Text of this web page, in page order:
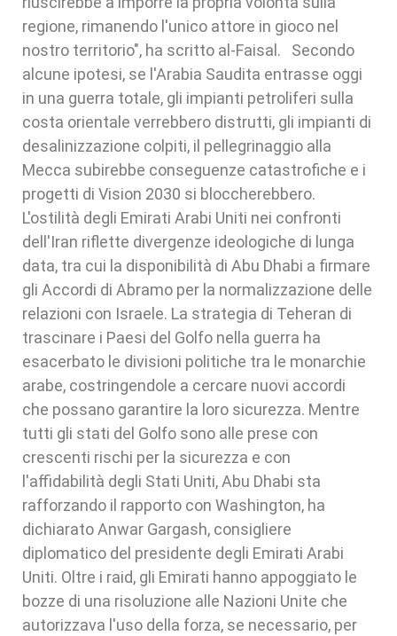
regione, rimanendo l'unico attore in gioco nel
nostro territorio", ha scritto al-Faisal. Secondo
alcune ipotesi, se l'Arabia Saudita entrasse oggi
in una guerra totale, gli impianti petroliferi sulla
costa orientale verrebbero distrutti, gli impianti di
desalinizzazione colpiti, il pellegrinaggio alla
Mecca subirebbe conseguenze catastrofiche e i
progetti di Vision 2030 si bloccherebbero.
L'ostilità degli Emirati Arabi Uniti nei confronti
dell'Iran riflette divergenze ideologiche di lunga
data, tra cui la disponibilità di Abu Dhabi a firmare
gli Accordi di Abramo per la normalizzazione delle
relazioni con Israele. La strategia di Teheran di
trascinare i Paesi del Golfo nella guerra ha
esacerbato le divisioni politiche tra le monarchie
arabe, costringendole a cercare nuovi accordi
che possano garantire la loro sicurezza. Mentre
tutti gli stati del Golfo sono alle prese con
crescenti rischi per la sicurezza e con
l'affidabilità degli Stati Uniti, Abu Dhabi sta
rafforzando il rapporto con Washington, ha
dichiarato Anwar Gargash, consigliere
diplomatico del presidente degli Emirati Arabi
Uniti. Oltre i raid, gli Emirati hanno appoggiato le
bozze di una risoluzione alle Nazioni Unite che
autorizzava l'uso della forza, se necessario, per